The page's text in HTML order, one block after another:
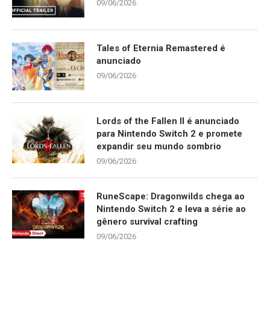
09/06/2026
Tales of Eternia Remastered é
anunciado
09/06/2026
Lords of the Fallen II é anunciado
para Nintendo Switch 2 e promete
expandir seu mundo sombrio
09/06/2026
RuneScape: Dragonwilds chega ao
Nintendo Switch 2 e leva a série ao
gênero survival crafting
09/06/2026